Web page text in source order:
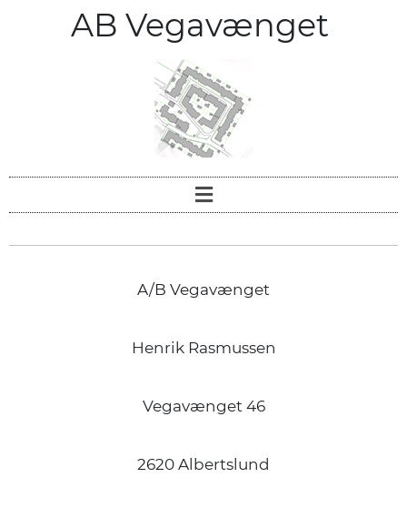
AB Vegavænget
A/B Vegavænget
Henrik Rasmussen
Vegavænget 46
2620 Albertslund